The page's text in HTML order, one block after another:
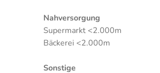
Nahversorgung
Supermarkt <2.000m
Bäckerei <2.000m
Sonstige